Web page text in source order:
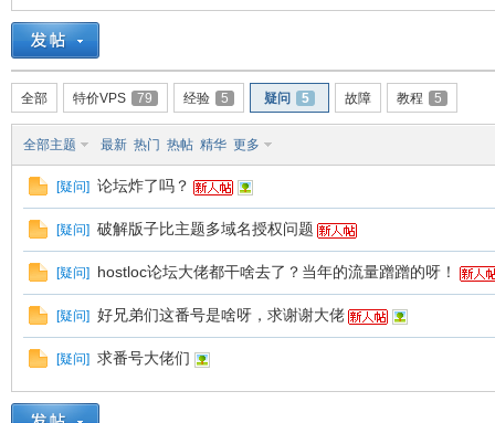
主
机
全部 特价VPS 79 经验 5 疑问 5 故障 教程 5
全部主题 最新 热门 热帖 精华 更多
[疑问] 论坛炸了吗？
[疑问] 破解版子比主题多域名授权问题
[疑问] hostloc论坛大佬都干啥去了？当年的流量蹭蹭的呀！
[疑问] 好兄弟们这番号是啥呀，求谢谢大佬
[疑问] 求番号大佬们